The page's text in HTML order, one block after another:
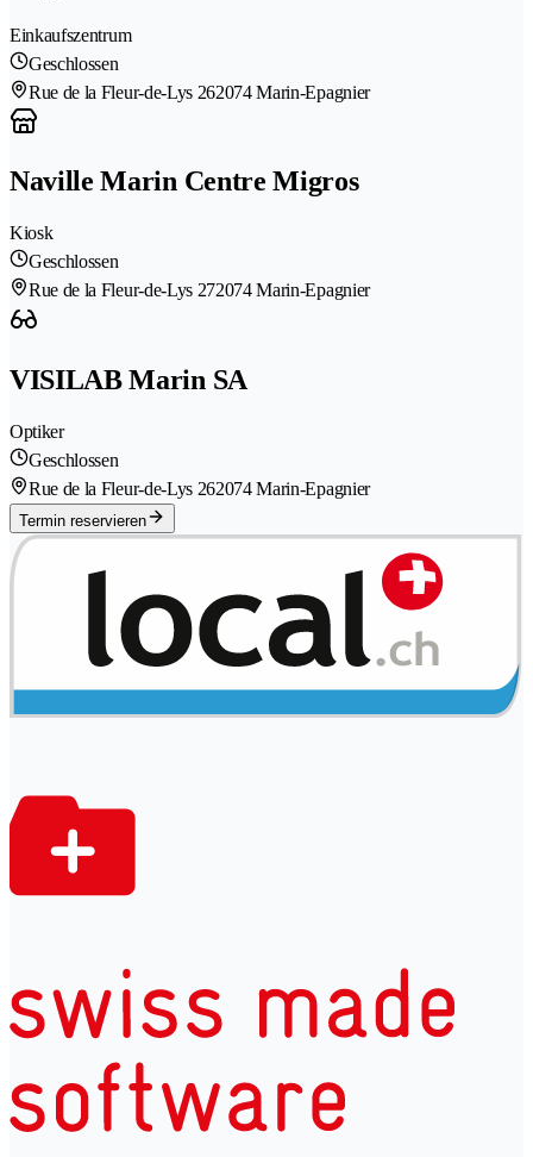
Einkaufszentrum
Geschlossen
Rue de la Fleur-de-Lys 262074 Marin-Epagnier
Naville Marin Centre Migros
Kiosk
Geschlossen
Rue de la Fleur-de-Lys 272074 Marin-Epagnier
VISILAB Marin SA
Optiker
Geschlossen
Rue de la Fleur-de-Lys 262074 Marin-Epagnier
Termin reservieren